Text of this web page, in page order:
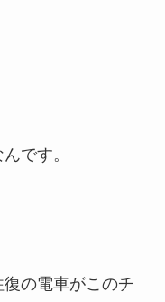
です。
の電車がこのチ